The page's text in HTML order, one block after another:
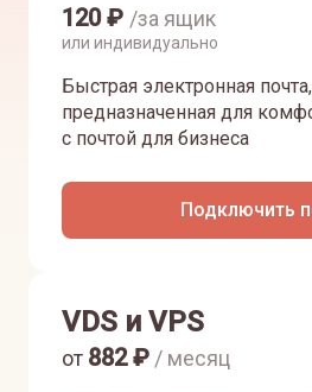
120₽ /за ящик
или индивидуально
Быстрая электронная почта,
предназначенная для
с почтой для бизнеса
Подключить
VDS и VPS
от 882₽ / месяц